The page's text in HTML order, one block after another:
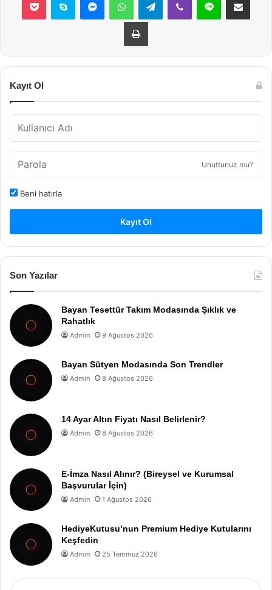
Yazdır
Kayıt Ol
Unuttunuz mu?
Beni hatırla
Kayıt Ol
Son Yazılar
Bayan Tesettür Takım Modasında Şıklık ve
Rahatlık
Admin 9 Ağustos 2026
Bayan Sütyen Modasında Son Trendler
Admin 8 Ağustos 2026
14 Ayar Altın Fiyatı Nasıl Belirlenir?
Admin 8 Ağustos 2026
E-İmza Nasıl Alınır? (Bireysel ve Kurumsal
Başvurular İçin)
Admin 1 Ağustos 2026
HediyeKutusu’nun Premium Hediye Kutularını
Keşfedin
Admin 25 Temmuz 2026